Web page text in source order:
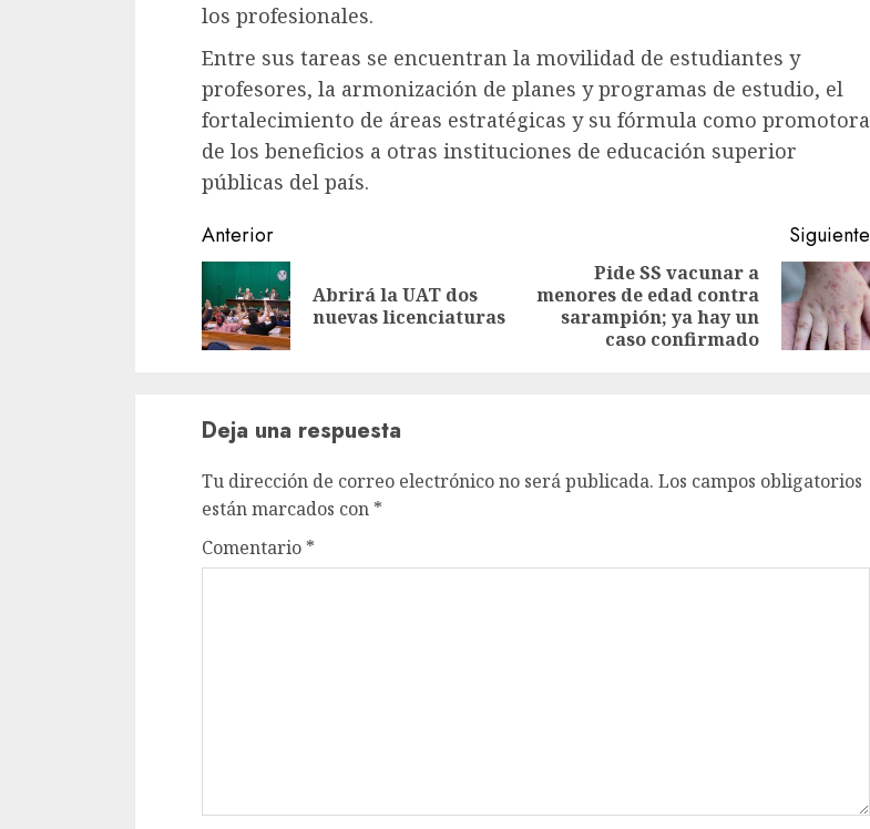
los profesionales.
Entre sus tareas se encuentran la movilidad de estudiantes y
profesores, la armonización de planes y programas de estudio, el
fortalecimiento de áreas estratégicas y su fórmula como promotora
de los beneficios a otras instituciones de educación superior
públicas del país.
Sigue
leyendo
Anterior
Entrada
anterior:
Abrirá la UAT dos
nuevas licenciaturas
Siguiente
Siguiente
entrada:
Pide SS vacunar a
menores de edad contra
sarampión; ya hay un
caso confirmado
Deja una respuesta
Tu dirección de correo electrónico no será publicada. Los campos obligatorios
están marcados con *
Comentario *